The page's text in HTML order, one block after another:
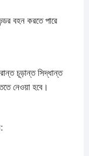
বহন করতে পারে
চূড়ান্ত সিদ্ধান্ত
নেওয়া হবে।